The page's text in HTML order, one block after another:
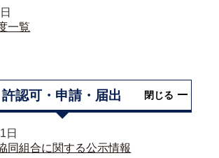
一覧
許認可・申請・届出 閉じる
日
同組合に関する公示情報